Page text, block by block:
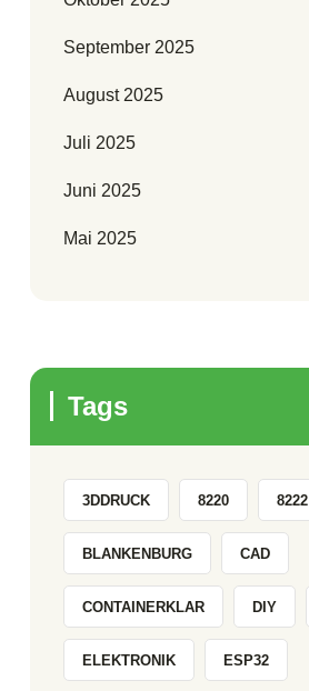
September 2025
August 2025
Juli 2025
Juni 2025
Mai 2025
Tags
3DDRUCK 8220 8222
BLANKENBURG CAD
CONTAINERKLAR DIY
ELEKTRONIK ESP32